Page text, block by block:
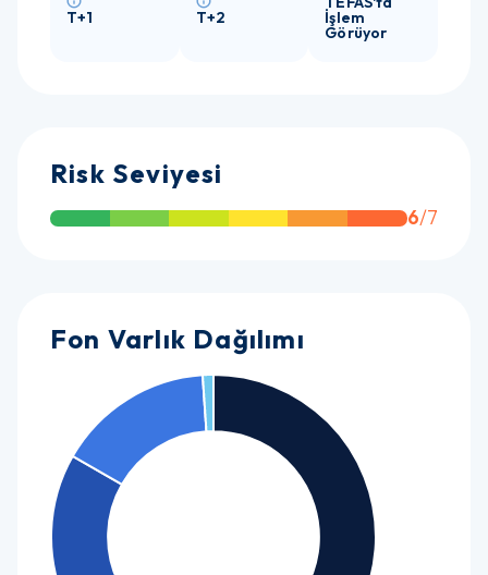
T+1
T+2
İşlem
Görüyor
Risk Seviyesi
6/7
Fon Varlık Dağılımı